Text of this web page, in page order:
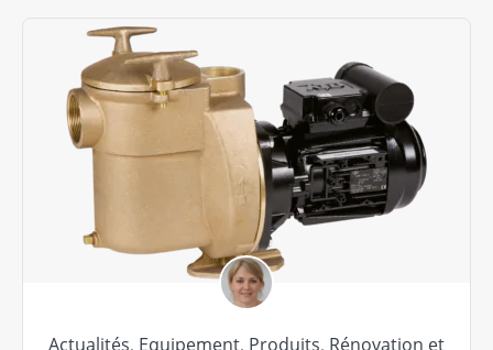
Actualités, Equipement, Produits, Rénovation et